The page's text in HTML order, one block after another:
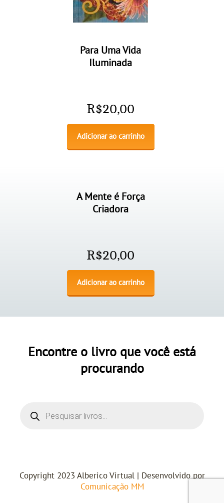
Para Uma Vida
Iluminada
R$20,00
Adicionar ao carrinho
A Mente é Força
Criadora
R$20,00
Adicionar ao carrinho
Encontre o livro que você está
procurando
Copyright 2023 Alberico Virtual | Desenvolvido por
Comunicação MM